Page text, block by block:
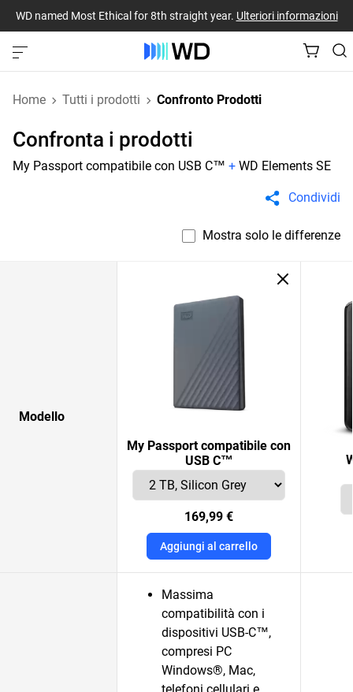
WD named Most Ethical for 8th straight year. Ulteriori informazioni
Home Tutti i prodotti Confronto Prodotti
Confronta i prodotti
My Passport compatibile con USB C™ + WD Elements SE
Condividi
Mostra solo le differenze
Modello
My Passport compatibile con
USB C™
169,99 €
Aggiungi al carrello
Massima
compatibilità con i
dispositivi USB-C™,
compresi PC
Windows®, Mac,